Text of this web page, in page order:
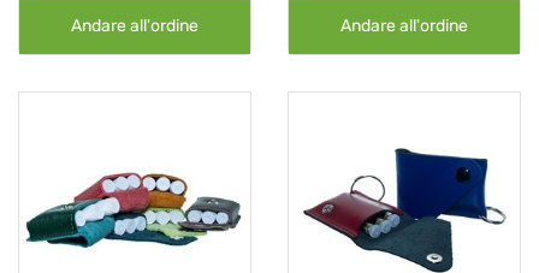
Andare all'ordine Andare all'ordine